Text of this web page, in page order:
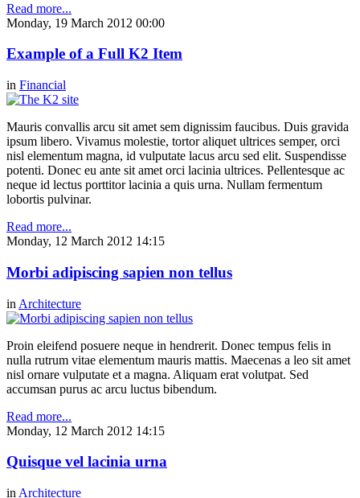
Read more...
Monday, 19 March 2012 00:00
Example of a Full K2 Item
in Financial
Mauris convallis arcu sit amet sem dignissim faucibus. Duis gravida
ipsum libero. Vivamus molestie, tortor aliquet ultrices semper, orci
nisl elementum magna, id vulputate lacus arcu sed elit. Suspendisse
potenti. Donec eu ante sit amet orci lacinia ultrices. Pellentesque ac
neque id lectus porttitor lacinia a quis urna. Nullam fermentum
lobortis pulvinar.
Read more...
Monday, 12 March 2012 14:15
Morbi adipiscing sapien non tellus
in Architecture
Proin eleifend posuere neque in hendrerit. Donec tempus felis in
nulla rutrum vitae elementum mauris mattis. Maecenas a leo sit amet
nisl ornare vulputate et a magna. Aliquam erat volutpat. Sed
accumsan purus ac arcu luctus bibendum.
Read more...
Monday, 12 March 2012 14:15
Quisque vel lacinia urna
in Architecture